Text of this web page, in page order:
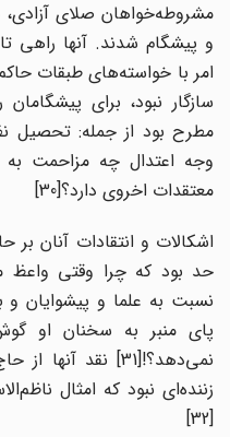
مشروطه‌خواهان صلای آزادی،
و پیشگام شدند. آنها راهی
امر با خواسته‌های طبقات
سازگار نبود، برای
مطرح بود از جمله: تحصیل
وجه اعتدال چه مزاحمت به
معتقدات اخروی دارد؟[30]
اشکالات و انتقادات آنان بر
حد بود که چرا وقتی واعظ
نسبت به علما و پیشوایان و
پای منبر به سخنان او
نمی‌دهد؟![31] نقد
زننده‌ای نبود که امثال